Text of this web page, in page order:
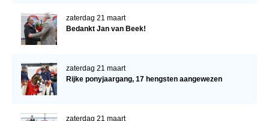
zaterdag 21 maart
Bedankt Jan van Beek!
zaterdag 21 maart
Rijke ponyjaargang, 17 hengsten aangewezen
zaterdag 21 maart